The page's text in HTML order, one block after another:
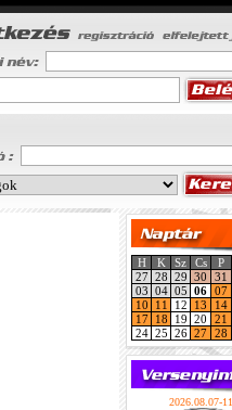
H K Sz Cs P
27 28 29 30 31
03 04 05 06 07
10
11 12 13 14
17
18 19 20 21
24 25 26 27 28
2026.08.07-11.